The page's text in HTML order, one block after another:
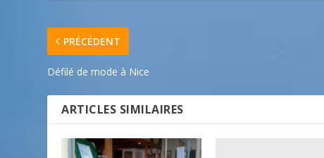
PRÉCÉDENT
Défilé de mode à Nice
ARTICLES SIMILAIRES